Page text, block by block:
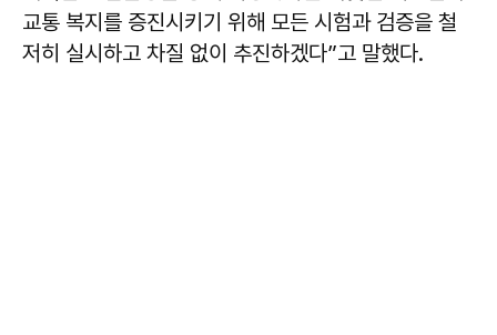
교통 복지를 증진시키기 위해 모든 시험과 검증을 철
저히 실시하고 차질 없이 추진하겠다”고 말했다.